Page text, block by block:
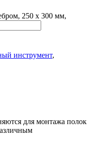
250 х 300 мм,
инструмент,
для монтажа полок